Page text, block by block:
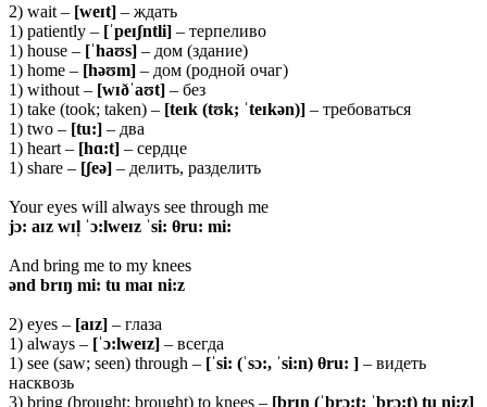
2) wait – [weɪt] – ждать
1) patiently – [ˈpeɪʃntli] – терпеливо
1) house – [ˈhaʊs] – дом (здание)
1) home – [həʊm] – дом (родной очаг)
1) without – [wɪðˈaʊt] – без
1) take (took; taken) – [teɪk (tʊk; ˈteɪkən)] – требоваться
1) two – [tu:] – два
1) heart – [hɑ:t] – сердце
1) share – [ʃeə] – делить, разделить
Your eyes will always see through me
jɔ: aɪz wɪl̩ ˈɔ:lweɪz ˈsi: θru: mi:
And bring me to my knees
ənd brɪŋ mi: tu maɪ ni:z
2) eyes – [aɪz] – глаза
1) always – [ˈɔ:lweɪz] – всегда
1) see (saw; seen) through – [ˈsi: (ˈsɔ:, ˈsi:n) θru: ] – видеть
насквозь
3) bring (brought; brought) to knees – [brɪŋ (ˈbrɔ:t; ˈbrɔ:t) tu ni:z]